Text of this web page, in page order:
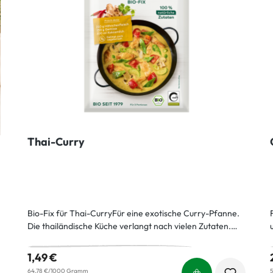
Thai-Curry
Bio-Fix für Thai-CurryFür eine exotische Curry-Pfanne.
Die thailändische Küche verlangt nach vielen Zutaten.
davon in dieser Würzmischung vereint. Kurkuma, Ingwer
und Limette verbreiten einen Hauch Exotik, Galgant
1,49 €
64,78 €/1000 Gramm